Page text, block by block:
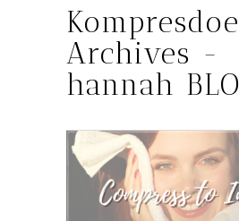
Archives -
hannah